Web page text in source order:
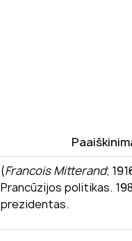
(Francois Mitterand;
Prancūzijos politikas.
prezidentas.